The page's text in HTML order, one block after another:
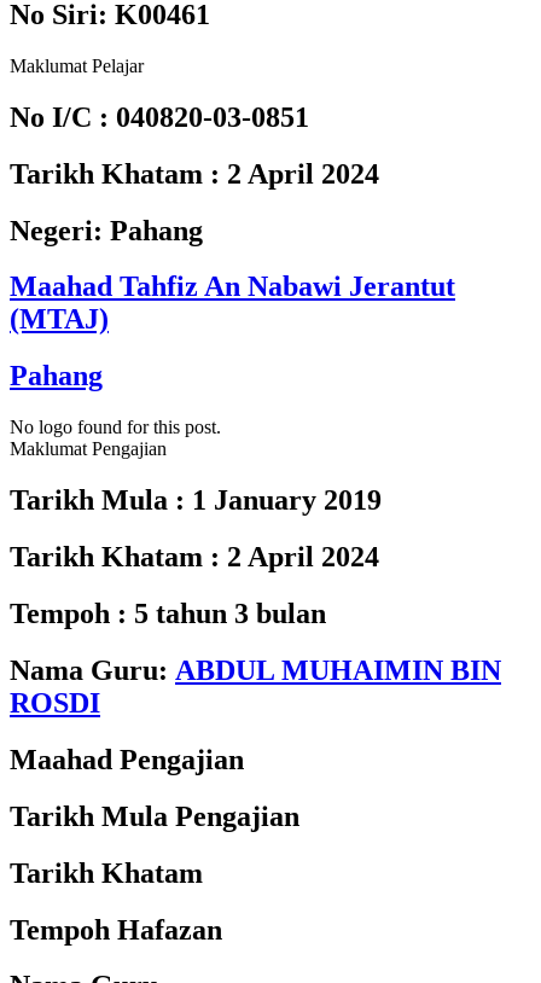
No Siri: K00461
Maklumat Pelajar
No I/C : 040820-03-0851
Tarikh Khatam : 2 April 2024
Negeri: Pahang
Maahad Tahfiz An Nabawi Jerantut
(MTAJ)
Pahang
No logo found for this post.
Maklumat Pengajian
Tarikh Mula : 1 January 2019
Tarikh Khatam : 2 April 2024
Tempoh : 5 tahun 3 bulan
Nama Guru: ABDUL MUHAIMIN BIN
ROSDI
Maahad Pengajian
Tarikh Mula Pengajian
Tarikh Khatam
Tempoh Hafazan